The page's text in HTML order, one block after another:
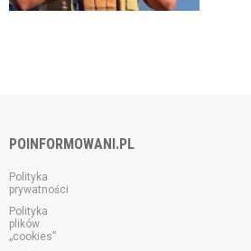
POINFORMOWANI.PL
Polityka
prywatności
Polityka
plików
„cookies”